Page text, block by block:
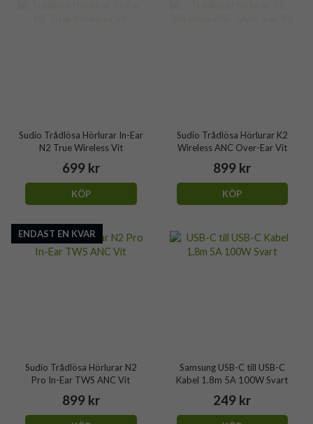
Sudio Trådlösa Hörlurar In-Ear
N2 True Wireless Vit
699 kr
KÖP
Sudio Trådlösa Hörlurar K2
Wireless ANC Over-Ear Vit
899 kr
KÖP
ENDAST EN KVAR
Sudio Trådlösa Hörlurar N2
Pro In-Ear TWS ANC Vit
899 kr
Samsung USB-C till USB-C
Kabel 1.8m 5A 100W Svart
249 kr